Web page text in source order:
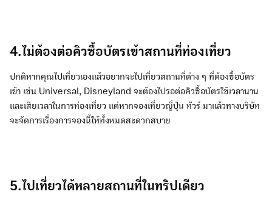
4.ไม่ต้องต่อคิวซื้อบัตรเข้าสถานที่ท่องเที่ยว
ปกติหากคุณไปเที่ยวเองแล้วอยากจะไปเที่ยวสถานที่ต่าง ๆ ที่ต้องซื้อบัตร
เข้า เช่น Universal, Disneyland จะต้องไปรอต่อคิวซื้อบัตรใช้เวลานาน
และเสียเวลาในการท่องเที่ยว แต่หากจองเที่ยวญี่ปุ่น ทัวร์ มาแล้วทางบริษัท
จะจัดการเรื่องการจองนี้ให้ทั้งหมดสะดวกสบาย
5.ไปเที่ยวได้หลายสถานที่ในทริปเดียว